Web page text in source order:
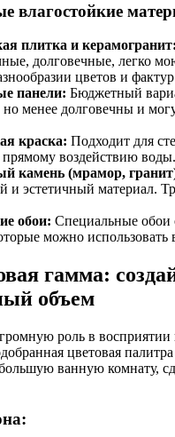
влагостойкие
плитка и керамогранит:
долговечные, легко
цветов и
панели: Бюджетный
менее долговечны и
краска: Подходит для
прямому воздействию воды.
камень (мрамор,
и эстетичный материал.
обои: Специальные
можно использовать
гамма:
объем
роль в восприятии
цветовая
ванную комнату,